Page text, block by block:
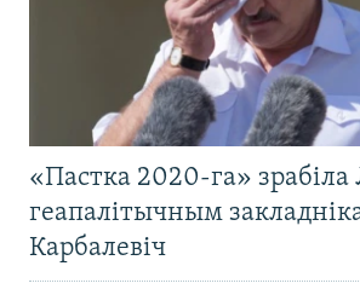
«Пастка 2020-га»
геапалітычным
Карбалевіч